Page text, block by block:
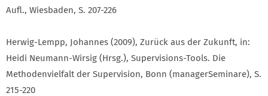
Aufl., Wiesbaden, S. 207-226
Herwig-Lempp, Johannes (2009), Zurück aus der Zukunft, in:
Heidi Neumann-Wirsig (Hrsg.), Supervisions-Tools. Die
Methodenvielfalt der Supervision, Bonn (managerSeminare), S.
215-220